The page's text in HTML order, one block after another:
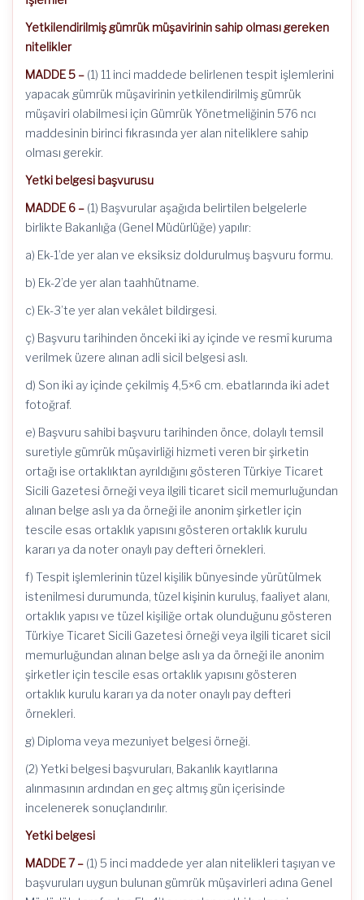
Yetkilendirilmiş gümrük müşavirinin sahip olması gereken
nitelikler
MADDE 5 – (1) 11 inci maddede belirlenen tespit işlemlerini
yapacak gümrük müşavirinin yetkilendirilmiş gümrük
müşaviri olabilmesi için Gümrük Yönetmeliğinin 576 ncı
maddesinin birinci fıkrasında yer alan niteliklere sahip
olması gerekir.
Yetki belgesi başvurusu
MADDE 6 – (1) Başvurular aşağıda belirtilen belgelerle
birlikte Bakanlığa (Genel Müdürlüğe) yapılır:
a) Ek-1’de yer alan ve eksiksiz doldurulmuş başvuru formu.
b) Ek-2’de yer alan taahhütname.
c) Ek-3’te yer alan vekâlet bildirgesi.
ç) Başvuru tarihinden önceki iki ay içinde ve resmî kuruma
verilmek üzere alınan adli sicil belgesi aslı.
d) Son iki ay içinde çekilmiş 4,5×6 cm. ebatlarında iki adet
fotoğraf.
e) Başvuru sahibi başvuru tarihinden önce, dolaylı temsil
suretiyle gümrük müşavirliği hizmeti veren bir şirketin
ortağı ise ortaklıktan ayrıldığını gösteren Türkiye Ticaret
Sicili Gazetesi örneği veya ilgili ticaret sicil memurluğundan
alınan belge aslı ya da örneği ile anonim şirketler için
tescile esas ortaklık yapısını gösteren ortaklık kurulu
kararı ya da noter onaylı pay defteri örnekleri.
f) Tespit işlemlerinin tüzel kişilik bünyesinde yürütülmek
istenilmesi durumunda, tüzel kişinin kuruluş, faaliyet alanı,
ortaklık yapısı ve tüzel kişiliğe ortak olunduğunu gösteren
Türkiye Ticaret Sicili Gazetesi örneği veya ilgili ticaret sicil
memurluğundan alınan belge aslı ya da örneği ile anonim
şirketler için tescile esas ortaklık yapısını gösteren
ortaklık kurulu kararı ya da noter onaylı pay defteri
örnekleri.
g) Diploma veya mezuniyet belgesi örneği.
(2) Yetki belgesi başvuruları, Bakanlık kayıtlarına
alınmasının ardından en geç altmış gün içerisinde
incelenerek sonuçlandırılır.
Yetki belgesi
MADDE 7 – (1) 5 inci maddede yer alan nitelikleri taşıyan ve
başvuruları uygun bulunan gümrük müşavirleri adına Genel